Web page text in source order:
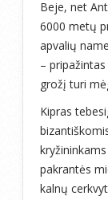
Beje, net
6000 metų
apvalių
–
grožį turi
Kipras
pakrantės
kalnų